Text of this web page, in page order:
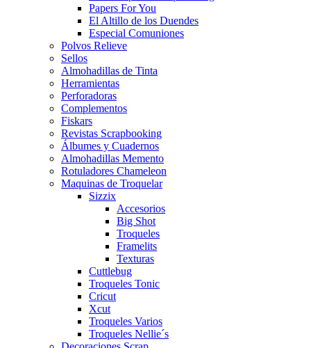
Papers For You
El Altillo de los Duendes
Especial Comuniones
Polvos Relieve
Sellos
Almohadillas de Tinta
Herramientas
Perforadoras
Complementos
Fiskars
Revistas Scrapbooking
Álbumes y Cuadernos
Almohadillas Memento
Rotuladores Chameleon
Maquinas de Troquelar
Sizzix
Accesorios
Big Shot
Troqueles
Framelits
Texturas
Cuttlebug
Troqueles Tonic
Cricut
Xcut
Troqueles Varios
Troqueles Nellie´s